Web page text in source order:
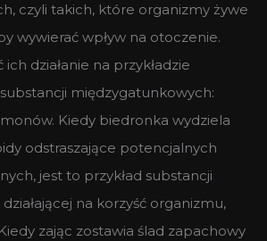
czyli takich, które organizmy żywe
wywierać wpływ na otoczenie.
ich działanie na przykładzie
międzygatunkowych:
Kiedy biedronka wydziela
odstraszające potencjalnych
jest to przykład substancji
na korzyść organizmu,
zając zostawia ślad zapachowy